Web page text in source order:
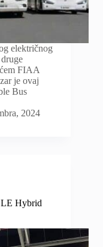
električnog
FIAA
je ovaj
Bus
2024
LE Hybrid